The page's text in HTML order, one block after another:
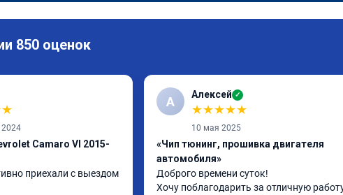
850 оценок
★
2024
Camaro VI 2015-
приехали с выездом
А Алексей ✓
★★★★★
10 мая 2025
«Чип тюнинг, прошивка двигателя
автомобиля»
Доброго времени суток!
Хочу поблагодарить за отличную